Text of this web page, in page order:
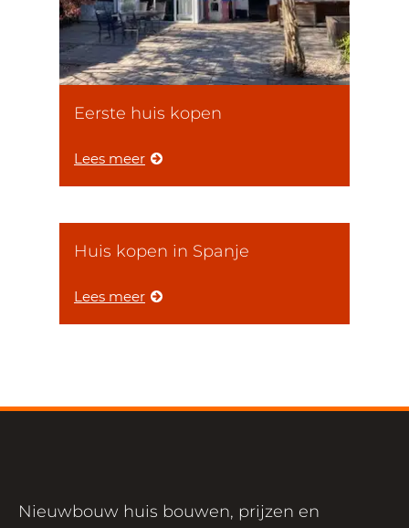
Eerste huis kopen
Lees meer
Huis kopen in Spanje
Lees meer
Nieuwbouw huis bouwen, prijzen en